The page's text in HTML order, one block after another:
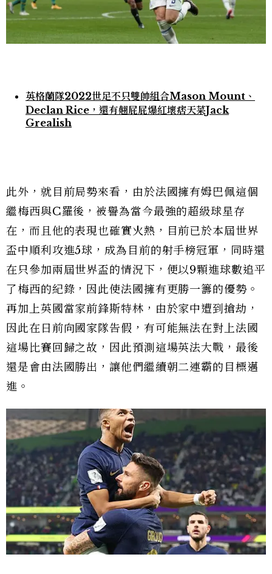
英格蘭隊2022世足不只雙帥組合Mason Mount、
Declan Rice，還有翹屁屁爆紅壞痞天菜Jack
Grealish
此外，就目前局勢來看，由於法國擁有姆巴佩這個
繼梅西與C羅後，被譽為當今最強的超級球星存
在，而且他的表現也確實火熱，目前已於本屆世界
盃中順利攻進5球，成為目前的射手榜冠軍，同時還
在只參加兩屆世界盃的情況下，便以9顆進球數追平
了梅西的紀錄，因此使法國擁有更勝一籌的優勢。
再加上英國當家前鋒斯特林，由於家中遭到搶劫，
因此在日前向國家隊告假，有可能無法在對上法國
這場比賽回歸之故，因此預測這場英法大戰，最後
還是會由法國勝出，讓他們繼續朝二連霸的目標邁
進。